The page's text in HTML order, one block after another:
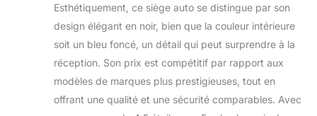
temps, d'une seule
main.
Esthétiquement, ce siège auto se distingue par son
design élégant en noir, bien que la couleur intérieure
soit un bleu foncé, un détail qui peut surprendre à la
réception. Son prix est compétitif par rapport aux
modèles de marques plus prestigieuses, tout en
offrant une qualité et une sécurité comparables. Avec